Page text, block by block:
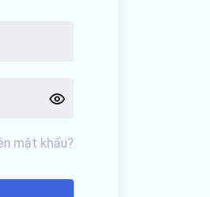
mật khẩu?